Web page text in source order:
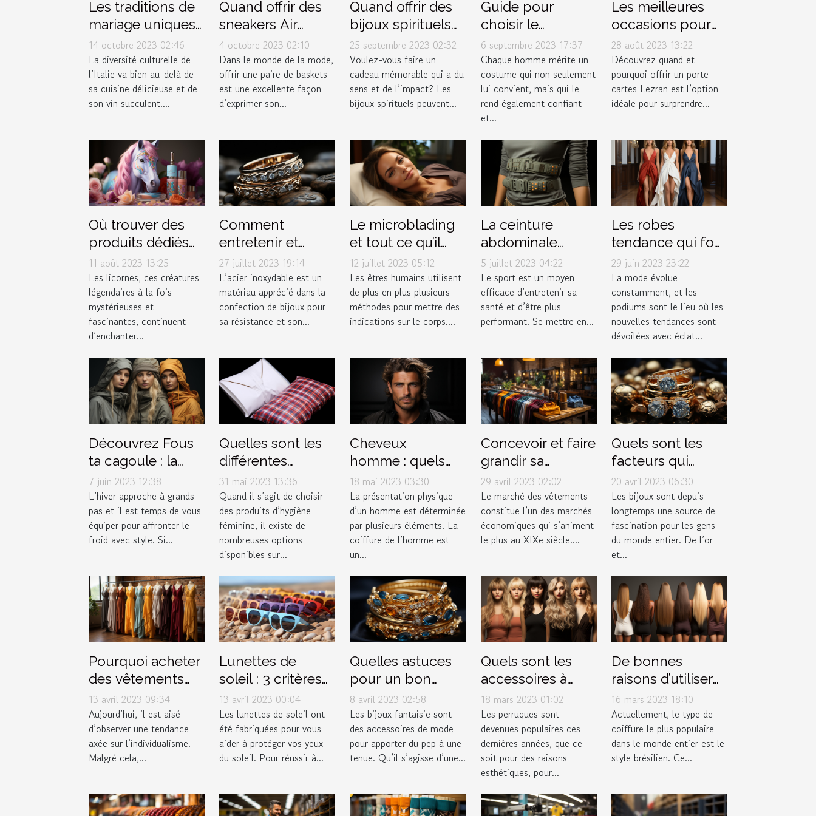
Les traditions de
mariage uniques
en Italie
14 octobre 2023 02:46
La diversité culturelle de
l’Italie va bien au-delà de
sa cuisine délicieuse et de
son vin succulent....
Quand offrir des
sneakers Air
Jordan 4 Retro
Thunder 2023
comme cadeau
4 octobre 2023 02:10
Dans le monde de la mode,
offrir une paire de baskets
est une excellente façon
d’exprimer son...
Quand offrir des
bijoux spirituels
pour maximiser
leur impact
25 septembre 2023 02:32
Voulez-vous faire un
cadeau mémorable qui a du
sens et de l’impact? Les
bijoux spirituels peuvent...
Guide pour
choisir le
costume parfait
dans un magasin
de luxe
6 septembre 2023 17:37
Chaque homme mérite un
costume qui non seulement
lui convient, mais qui le
rend également confiant
et...
Les meilleures
occasions pour
offrir un porte-
cartes Lezran
28 août 2023 13:22
Découvrez quand et
pourquoi offrir un porte-
cartes Lezran est l’option
idéale pour surprendre...
Où trouver des
produits dédiés
aux licornes ?
11 août 2023 13:25
Les licornes, ces créatures
légendaires à la fois
mystérieuses et
fascinantes, continuent
d’enchanter...
Comment
entretenir et
conserver vos
bijoux en acier
inoxydable
27 juillet 2023 19:14
L’acier inoxydable est un
matériau apprécié dans la
confection de bijoux pour
sa résistance et son...
Le microblading
et tout ce qu’il
faut savoir à ce
propos
12 juillet 2023 05:12
Les êtres humains utilisent
de plus en plus plusieurs
méthodes pour mettre des
indications sur le corps....
La ceinture
abdominale
pulsée : pourquoi
l'avoir dans votre
garde-robe ?
5 juillet 2023 04:22
Le sport est un moyen
efficace d’entretenir sa
santé et d’être plus
performant. Se mettre en...
Les robes
tendance qui font
fureur sur les
podiums de la
mode
29 juin 2023 23:22
La mode évolue
constamment, et les
podiums sont le lieu où les
nouvelles tendances sont
dévoilées avec éclat...
Découvrez Fous
ta cagoule : la
boutique
incontournable
pour vos
accessoires
d'hiver
7 juin 2023 12:38
L’hiver approche à grands
pas et il est temps de vous
équiper pour affronter le
froid avec style. Si...
Quelles sont les
différentes
options de
serviettes
hygiéniques
disponibles sur le
marché pour les
31 mai 2023 13:36
Quand il s’agit de choisir
des produits d’hygiène
féminine, il existe de
nombreuses options
disponibles sur...
Cheveux
homme : quels
sont les différents
types de dégradé
?
18 mai 2023 03:30
La présentation physique
d’un homme est déterminée
par plusieurs éléments. La
coiffure de l’homme est
un...
Concevoir et faire
grandir sa
marque de
vêtement
29 avril 2023 02:02
Le marché des vêtements
constitue l’un des marchés
économiques qui s’animent
le plus au XIXe siècle....
Quels sont les
facteurs qui
déterminent la
valeur d'un bijou
?
20 avril 2023 06:30
Les bijoux sont depuis
longtemps une source de
fascination pour les gens
du monde entier. De l’or
et...
Pourquoi acheter
des vêtements
dans une
boutique de
couple ?
13 avril 2023 09:34
Aujourd’hui, il est aisé
d’observer une tendance
axée sur l’individualisme.
Malgré cela,...
Lunettes de
soleil : 3 critères
pour faire de bon
choix
13 avril 2023 00:04
Les lunettes de soleil ont
été fabriquées pour vous
aider à protéger vos yeux
du soleil. Pour réussir à...
Quelles astuces
pour un bon
choix de bijoux
fantaisie ?
8 avril 2023 02:58
Les bijoux fantaisie sont
des accessoires de mode
pour apporter du pep à une
tenue. Qu’il s’agisse d’une...
Quels sont les
accessoires à
mettre sous une
perruque ?
18 mars 2023 01:02
Les perruques sont
devenues populaires ces
dernières années, que ce
soit pour des raisons
esthétiques, pour...
De bonnes
raisons d’utiliser
le lissage
brésilien
16 mars 2023 18:10
Actuellement, le type de
coiffure le plus populaire
dans le monde entier est le
style brésilien. Ce...